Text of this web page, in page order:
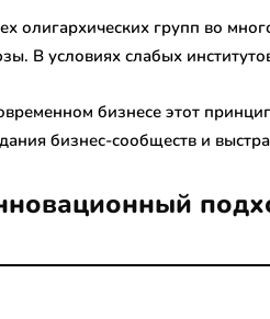
олигархических групп во
В условиях слабых
бизнесе этот
бизнес-сообществ и